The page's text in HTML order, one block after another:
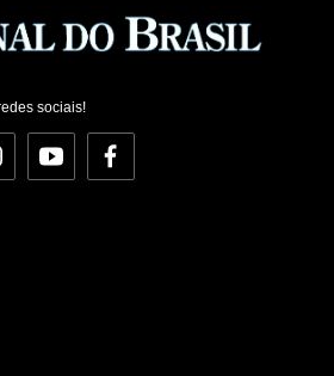
sociais!
YouTubeFacebook